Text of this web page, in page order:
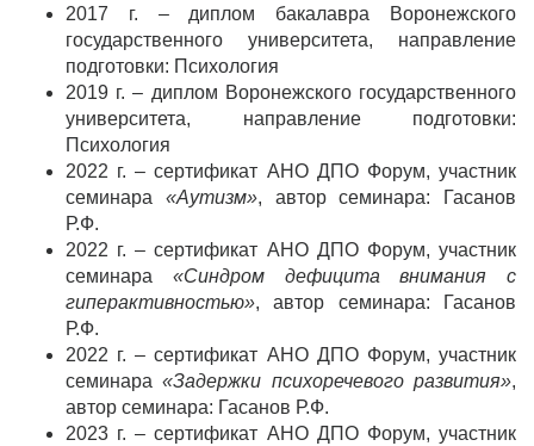
2017 г. – диплом бакалавра Воронежского
государственного университета, направление
подготовки: Психология
2019 г. – диплом Воронежского государственного
университета, направление подготовки:
Психология
2022 г. – сертификат АНО ДПО Форум, участник
семинара «Аутизм», автор семинара: Гасанов
Р.Ф.
2022 г. – сертификат АНО ДПО Форум, участник
семинара «Синдром дефицита внимания с
гиперактивностью», автор семинара: Гасанов
Р.Ф.
2022 г. – сертификат АНО ДПО Форум, участник
семинара«Задержки психоречевого развития»,
автор семинара: Гасанов Р.Ф.
2023 г. – сертификат АНО ДПО Форум, участник